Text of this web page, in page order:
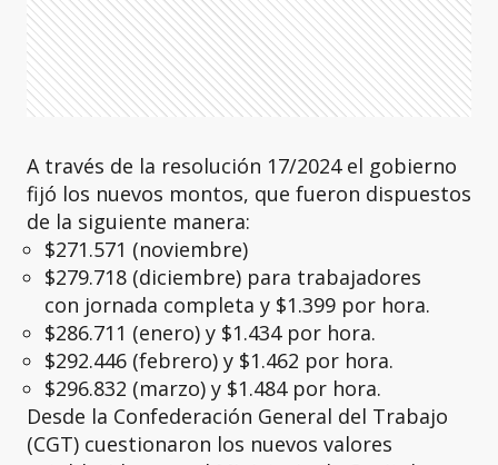
A través de la resolución 17/2024 el gobierno
fijó los nuevos montos, que fueron dispuestos
de la siguiente manera:
$271.571 (noviembre)
$279.718 (diciembre) para trabajadores
con jornada completa y $1.399 por hora.
$286.711 (enero) y $1.434 por hora.
$292.446 (febrero) y $1.462 por hora.
$296.832 (marzo) y $1.484 por hora.
Desde la Confederación General del Trabajo
(CGT) cuestionaron los nuevos valores